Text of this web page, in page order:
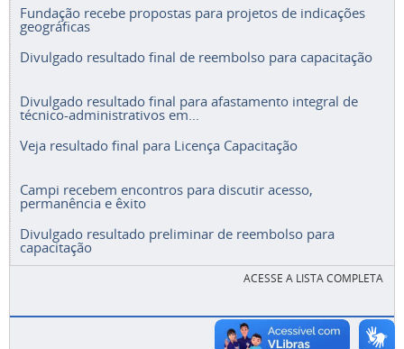
Fundação recebe propostas para projetos de indicações
geográficas
Divulgado resultado final de reembolso para capacitação
Divulgado resultado final para afastamento integral de
técnico-administrativos em...
Veja resultado final para Licença Capacitação
Campi recebem encontros para discutir acesso,
permanência e êxito
Divulgado resultado preliminar de reembolso para
capacitação
ACESSE A LISTA COMPLETA